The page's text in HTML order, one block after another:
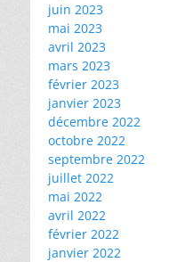
juin 2023
mai 2023
avril 2023
mars 2023
février 2023
janvier 2023
décembre 2022
octobre 2022
septembre 2022
juillet 2022
mai 2022
avril 2022
février 2022
janvier 2022